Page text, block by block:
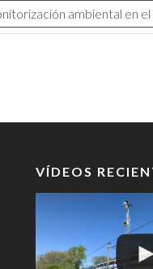
ambiental en
VÍDEOS